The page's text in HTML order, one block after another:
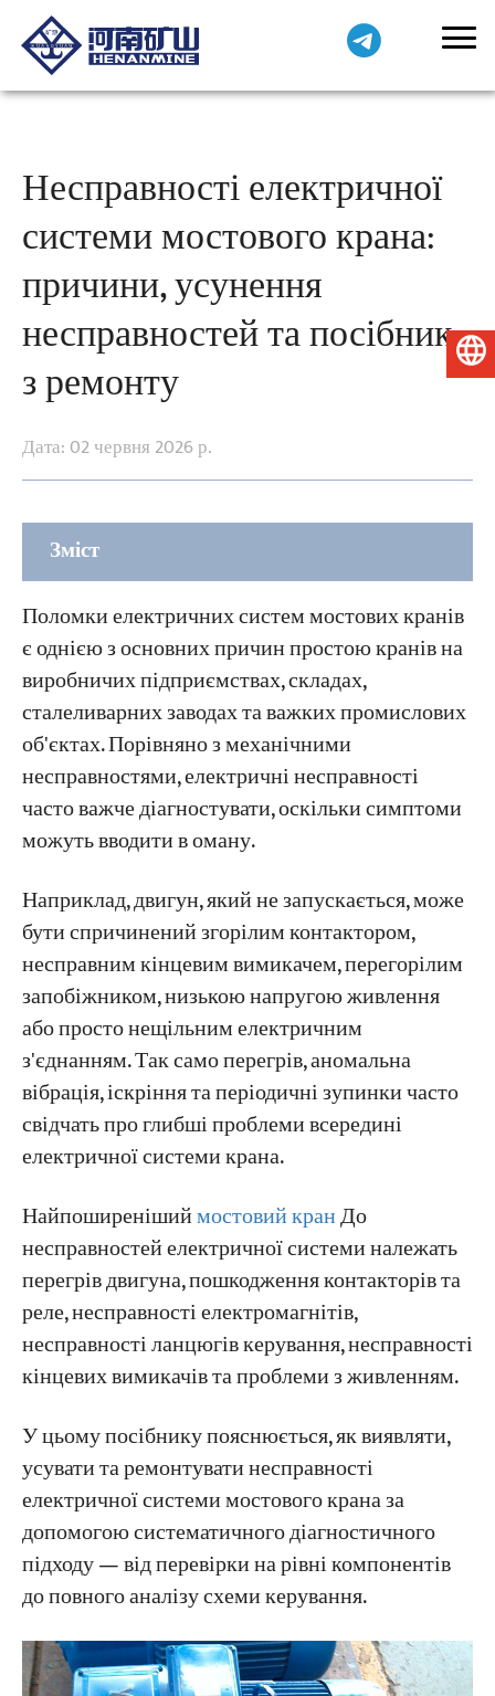
Проекти
Блоги
Новини
Програми
Про нас
Зв'яжіться з нами
Несправності електричної
системи мостового крана:
причини, усунення
несправностей та посібник
з ремонту
Дата: 02 червня 2026 р.
Зміст
електричної системи мостового крана
1. Поломки двигуна змінного струму
2. Поломки електромагнітів змінного
струму
3. Несправності контакторів та реле
змінного струму
4. Поломки гідравлічного електромагніту
(тягового механізму)
Частина 2: Збої в системах керування та
ланцюгах
1. Замкнутий ножовий вимикач захисної
коробки → Перегорає запобіжник ланцюга
керування
2. Реле перевантаження по струму
спрацьовує, коли контролер увімкнений
Перегорає запобіжник вхідної лінії
4. Контролер увімкнено, але двигун не
обертається
5. Контролер увімкнено → Двигун працює
лише в одному напрямку
Головний контактор не розмикається
7. Контролер повернувся у вимкнене
положення → Головний контактор не
розмикається
8. Ручка контролера заклинила під час
роботи
9. Генератор не збуджується (для крана з
бортовою генераторною установкою)
Поломки електричних систем мостових кранів
є однією з основних причин простою кранів на
виробничих підприємствах, складах,
сталеливарних заводах та важких промислових
об'єктах. Порівняно з механічними
несправностями, електричні несправності
часто важче діагностувати, оскільки симптоми
можуть вводити в оману.
Наприклад, двигун, який не запускається, може
бути спричинений згорілим контактором,
несправним кінцевим вимикачем, перегорілим
запобіжником, низькою напругою живлення
або просто нещільним електричним
з'єднанням. Так само перегрів, аномальна
вібрація, іскріння та періодичні зупинки часто
свідчать про глибші проблеми всередині
електричної системи крана.
Найпоширенішиймостовий кранДо
несправностей електричної системи належать
перегрів двигуна, пошкодження контакторів та
реле, несправності електромагнітів,
несправності ланцюгів керування, несправності
кінцевих вимикачів та проблеми з живленням.
У цьому посібнику пояснюється, як виявляти,
усувати та ремонтувати несправності
електричної системи мостового крана за
допомогою систематичного діагностичного
підходу — від перевірки на рівні компонентів
до повного аналізу схеми керування.
Українська